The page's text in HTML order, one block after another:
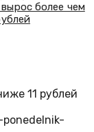
более чем
11 рублей